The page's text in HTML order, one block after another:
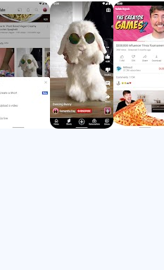
música, juegos, noticias y
o iniciar transmisiones
personalizadas